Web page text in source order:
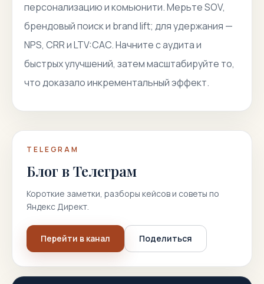
персонализацию и комьюнити. Мерьте SOV,
брендовый поиск и brand lift; для удержания —
NPS, CRR и LTV:CAC. Начните с аудита и
быстрых улучшений, затем масштабируйте то,
что доказало инкрементальный эффект.
TELEGRAM
Блог в Телеграм
Короткие заметки, разборы кейсов и советы по
Яндекс Директ.
Перейти в канал Поделиться